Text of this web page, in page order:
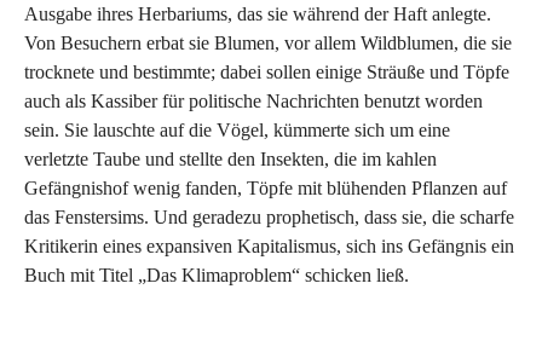
Ausgabe ihres Herbariums, das sie während der Haft anlegte.
Von Besuchern erbat sie Blumen, vor allem Wildblumen, die sie
trocknete und bestimmte; dabei sollen einige Sträuße und Töpfe
auch als Kassiber für politische Nachrichten benutzt worden
sein. Sie lauschte auf die Vögel, kümmerte sich um eine
verletzte Taube und stellte den Insekten, die im kahlen
Gefängnishof wenig fanden, Töpfe mit blühenden Pflanzen auf
das Fenstersims. Und geradezu prophetisch, dass sie, die scharfe
Kritikerin eines expansiven Kapitalismus, sich ins Gefängnis ein
Buch mit Titel „Das Klimaproblem“ schicken ließ.